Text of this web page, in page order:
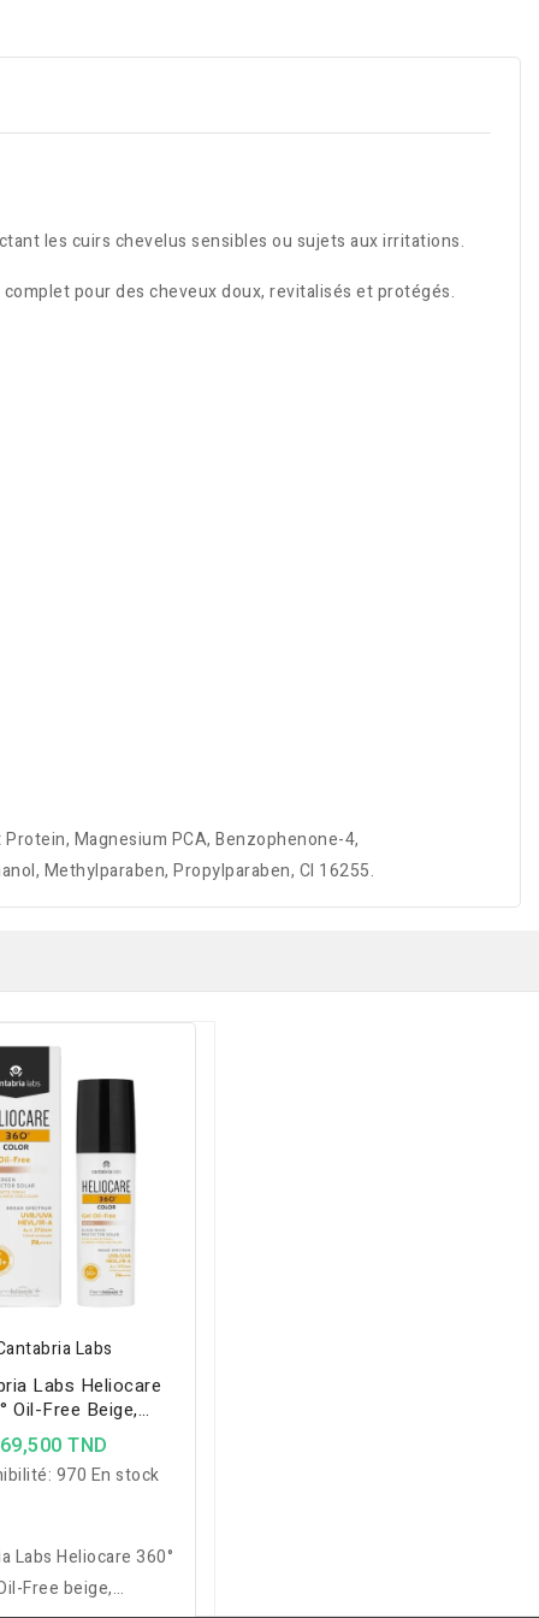
les cuirs chevelus sensibles ou sujets aux irritations.
pour des cheveux doux, revitalisés et protégés.
Magnesium PCA, Benzophenone-4,
Methylparaben, Propylparaben, CI 16255.
Labs
Labs Heliocare
Oil-Free Beige,
Pour Peaux
Grasses 50ml
69,500 TND
970 En stock
Labs Heliocare 360°
Free beige,